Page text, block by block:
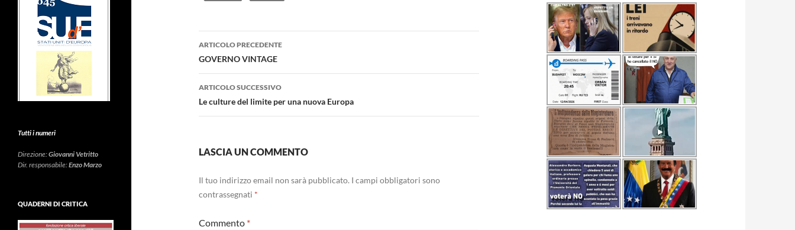
Navigazione
articolo
ARTICOLO PRECEDENTE
GOVERNO VINTAGE
ARTICOLO SUCCESSIVO
Le culture del limite per una nuova Europa
LASCIA UN COMMENTO
Il tuo indirizzo email non sarà pubblicato. I campi obbligatori sono
contrassegnati *
Commento *
Tutti i numeri
Direzione:Giovanni Vetritto
Dir. responsabile:Enzo Marzo
QUADERNI DI CRITICA